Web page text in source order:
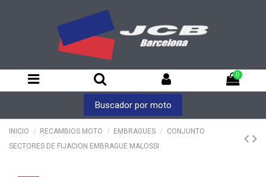
0
Buscador por moto
INICIO RECAMBIOS MOTO EMBRAGUES
CONJUNTO
SECTORES DE FIJACION EMBRAGUE MALOSSI